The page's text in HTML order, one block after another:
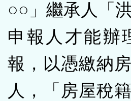
○○」繼承人「
申報人才能辦
報，以憑繳納
人，「房屋稅